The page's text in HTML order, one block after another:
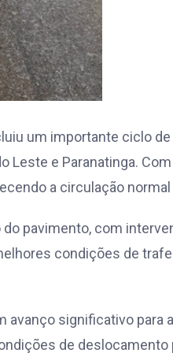
um importante ciclo
Leste e Paranatinga.
a circulação normal
pavimento, com
condições de
significativo para
de